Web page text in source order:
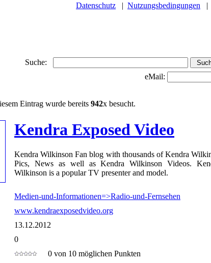
Datenschutz | Nutzungsbedingungen |
Suche:
eMail:
Eintrag wurde bereits 942x besucht.
Kendra Exposed Video
Kendra Wilkinson Fan blog with thousands of Kendra
Pics, News as well as Kendra Wilkinson Videos.
Wilkinson is a popular TV presenter and model.
Medien-und-Informationen=>Radio-und-Fernsehen
www.kendraexposedvideo.org
13.12.2012
0
0 von 10 möglichen Punkten